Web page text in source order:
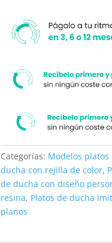
Categorías: Modelos
ducha con rejilla de color,
de ducha con diseño
resina, Platos de ducha
planos